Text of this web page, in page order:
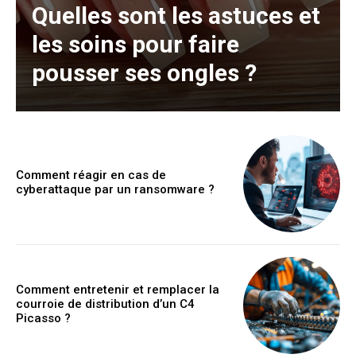
Quelles sont les astuces et
les soins pour faire
pousser ses ongles ?
Comment réagir en cas de
cyberattaque par un ransomware ?
Comment entretenir et remplacer la
courroie de distribution d’un C4
Picasso ?